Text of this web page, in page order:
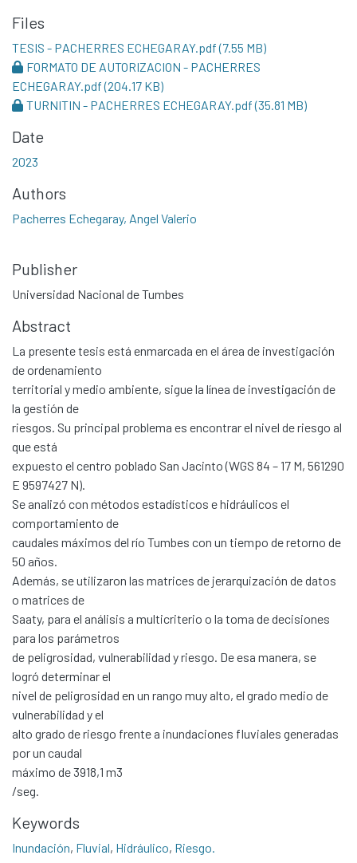
Communities & Collections
All of DSpace
Files
TESIS - PACHERRES ECHEGARAY.pdf(7.55 MB)
FORMATO DE AUTORIZACION - PACHERRES
ECHEGARAY.pdf(204.17 KB)
TURNITIN - PACHERRES ECHEGARAY.pdf(35.81 MB)
Date
2023
Authors
Pacherres Echegaray, Angel Valerio
Publisher
Universidad Nacional de Tumbes
Abstract
La presente tesis está enmarcada en el área de investigación
de ordenamiento
territorial y medio ambiente, sigue la línea de investigación de
la gestión de
riesgos. Su principal problema es encontrar el nivel de riesgo al
que está
expuesto el centro poblado San Jacinto (WGS 84 – 17 M, 561290
E 9597427 N).
Se analizó con métodos estadísticos e hidráulicos el
comportamiento de
caudales máximos del río Tumbes con un tiempo de retorno de
50 años.
Además, se utilizaron las matrices de jerarquización de datos
o matrices de
Saaty, para el análisis a multicriterio o la toma de decisiones
para los parámetros
de peligrosidad, vulnerabilidad y riesgo. De esa manera, se
logró determinar el
nivel de peligrosidad en un rango muy alto, el grado medio de
vulnerabilidad y el
alto grado de riesgo frente a inundaciones fluviales generadas
por un caudal
máximo de 3918,1 m3
/seg.
Keywords
Inundación, Fluvial, Hidráulico, Riesgo.